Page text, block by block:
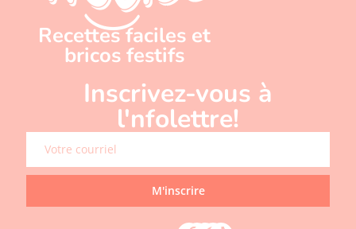
Recettes faciles et
bricos festifs
Inscrivez-vous à
l'nfolettre!
M'inscrire